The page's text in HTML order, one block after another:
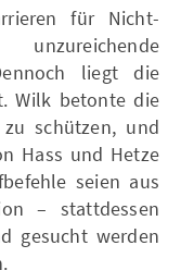
für Nicht-
liegt die
Wilk betonte die
schützen, und
Hass und Hetze
seien aus
– stattdessen
gesucht werden